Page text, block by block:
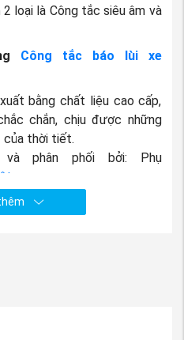
loại là Công tắc siêu âm và
Công tắc báo lùi xe
bằng chất liệu cao cấp,
chắn, chịu được những
của thời tiết.
phân phối bởi: Phụ